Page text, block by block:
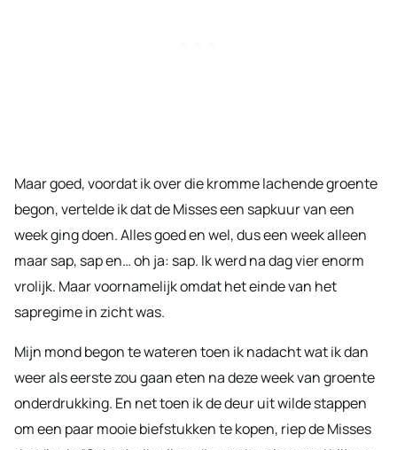
Maar goed, voordat ik over die kromme lachende groente
begon, vertelde ik dat de Misses een sapkuur van een
week ging doen. Alles goed en wel, dus een week alleen
maar sap, sap en… oh ja: sap. Ik werd na dag vier enorm
vrolijk. Maar voornamelijk omdat het einde van het
sapregime in zicht was.
Mijn mond begon te wateren toen ik nadacht wat ik dan
weer als eerste zou gaan eten na deze week van groente
onderdrukking. En net toen ik de deur uit wilde stappen
om een paar mooie biefstukken te kopen, riep de Misses